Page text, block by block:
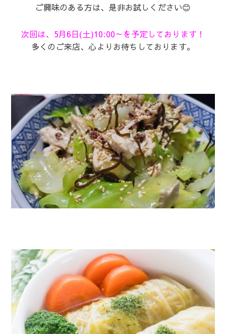
ご興味のある方は、是非お試しください😊
次回は、5月6日(土)10:00～を予定しております！
多くのご来店、心よりお待ちしております。